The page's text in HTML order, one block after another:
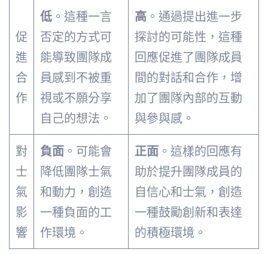
促
進
合
作
低 。這種一言
否定的方式可
能導致團隊成
員感到不被重
視或不願分享
自己的想法。
高 。通過提出進一步
探討的可能性，這種
回應促進了團隊成員
間的對話和合作，增
加了團隊內部的互動
與參與感。
對
士
氣
影
響
負面 。可能會
降低團隊士氣
和動力，創造
一種負面的工
作環境。
正面 。這樣的回應有
助於提升團隊成員的
自信心和士氣，創造
一種鼓勵創新和表達
的積極環境。